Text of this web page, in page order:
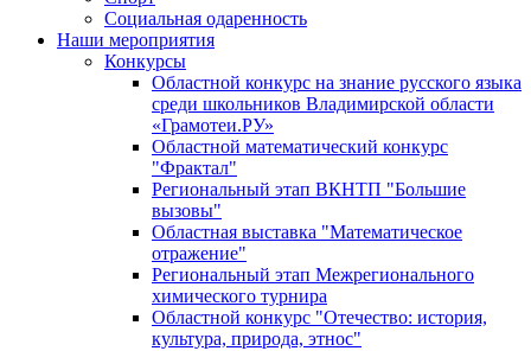
Социальная одаренность
Наши мероприятия
Конкурсы
Областной конкурс на знание русского языка
среди школьников Владимирской области
«Грамотеи.РУ»
Областной математический конкурс
"Фрактал"
Региональный этап ВКНТП "Большие
вызовы"
Областная выставка "Математическое
отражение"
Региональный этап Межрегионального
химического турнира
Областной конкурс "Отечество: история,
культура, природа, этнос"